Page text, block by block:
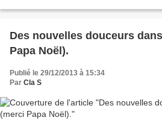
Des nouvelles douceurs
Papa Noël).
Publié le 29/12/2013 à 15:34
Par Cla S